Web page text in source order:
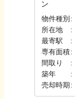
物件種別 :
所在地
:
最寄駅
:
専有面積:
間取り
:
築年
:
売却時期 :